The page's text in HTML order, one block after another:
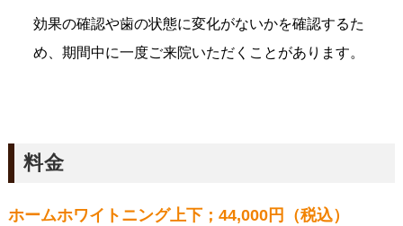
効果の確認や歯の状態に変化がないかを確認するた
め、期間中に一度ご来院いただくことがあります。
料金
ホームホワイトニング上下；44,000円（税込）